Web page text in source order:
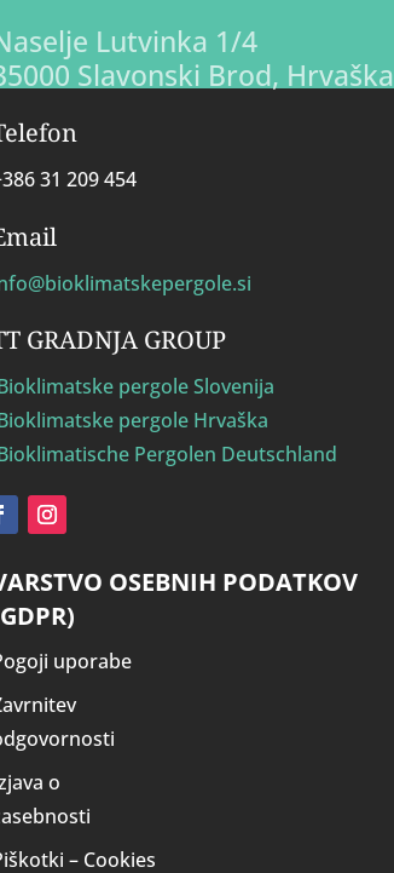
Lutvinka 1/4
Slavonski Brod, Hrvaška
31 209 454
GRADNJA GROUP
pergole Slovenija
pergole Hrvaška
Pergolen Deutschland
OSEBNIH PODATKOV
uporabe
o
– Cookies